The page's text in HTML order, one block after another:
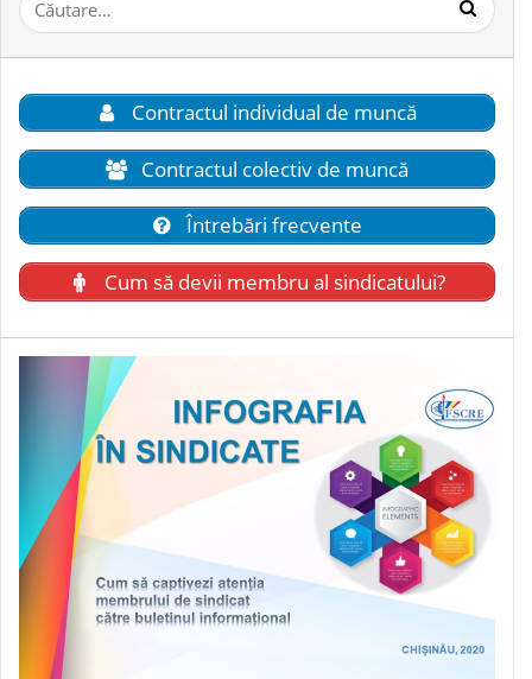
după:
Contractul individual de muncă
Contractul colectiv de muncă
Întrebări frecvente
Cum să devii membru al sindicatului?